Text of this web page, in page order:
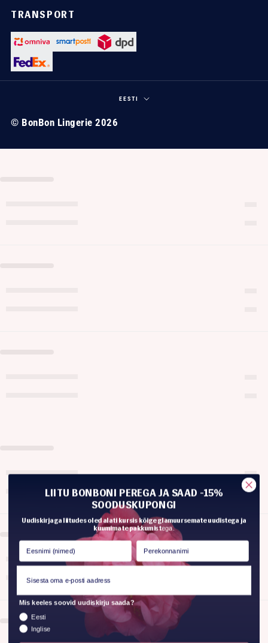
TRANSPORT
Keel
EESTI
© BonBon Lingerie 2026
LIITU BONBONI PEREGA JA SAAD -15%
SOODUSKUPONGI
Uudiskirjaga liitudes oled alati kursis kõige glamuursemate uudistega ja
kuumimate pakkumistega.
Mis keeles soovid uudiskirju saada?
Eesti
Inglise